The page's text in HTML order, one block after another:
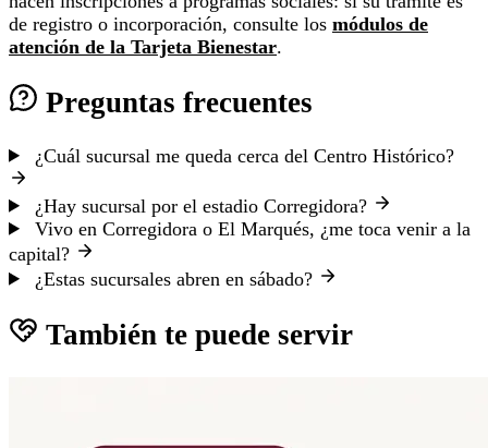
de registro o incorporación, consulte los módulos de
atención de la Tarjeta Bienestar.
Preguntas frecuentes
¿Cuál sucursal me queda cerca del Centro Histórico?
¿Hay sucursal por el estadio Corregidora?
Vivo en Corregidora o El Marqués, ¿me toca venir a la
capital?
¿Estas sucursales abren en sábado?
También te puede servir